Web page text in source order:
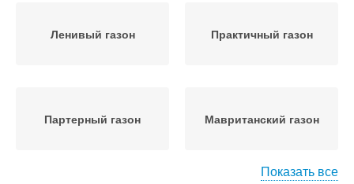
Ленивый газон Практичный газон
Партерный газон Мавританский газон
Показать все